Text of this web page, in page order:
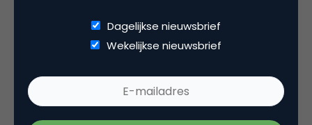
Marieke V
Dit is toch nauwelijks meer nieuws te noemen.
Wat Eric zegt + het online aanbod is veel
actueler. Op he moment dat de catalogus is
Dagelijkse nieuwsbrief
Wekelijkse nieuwsbrief